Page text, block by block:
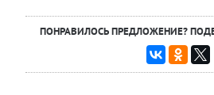
ПОНРАВИЛОСЬ ПРЕДЛОЖЕНИЕ?